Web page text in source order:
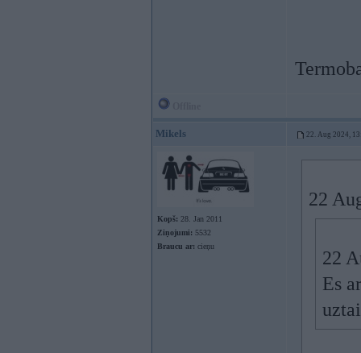
Mikels 22. Aug 2024,
Kopš: 28. Jan 2011
Ziņojumi: 5532
Braucu ar: cieņu
22
22
Es